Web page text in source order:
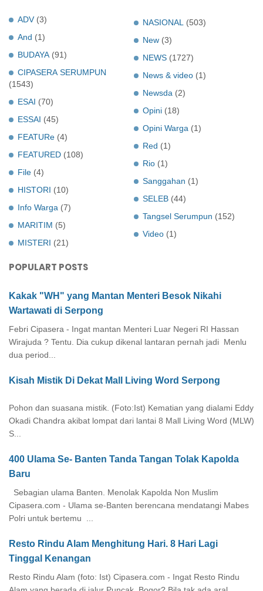
ADV (3)
And (1)
BUDAYA (91)
CIPASERA SERUMPUN
(1543)
ESAI (70)
ESSAI (45)
FEATURe (4)
FEATURED (108)
File (4)
HISTORI (10)
Info Warga (7)
MARITIM (5)
MISTERI (21)
NASIONAL
(503)
New (3)
NEWS (1727)
News & video (1)
Newsda (2)
Opini (18)
Opini Warga (1)
Red (1)
Rio (1)
Sanggahan (1)
SELEB (44)
Tangsel Serumpun (152)
Video (1)
POPULART POSTS
Kakak "WH" yang Mantan Menteri Besok Nikahi
Wartawati di Serpong
Febri Cipasera - Ingat mantan Menteri Luar Negeri RI Hassan
Wirajuda ? Tentu. Dia cukup dikenal lantaran pernah jadi Menlu
dua period...
Kisah Mistik Di Dekat Mall Living Word Serpong
Pohon dan suasana mistik. (Foto:Ist) Kematian yang dialami Eddy
Okadi Chandra akibat lompat dari lantai 8 Mall Living Word (MLW)
S...
400 Ulama Se- Banten Tanda Tangan Tolak Kapolda
Baru
Sebagian ulama Banten. Menolak Kapolda Non Muslim
Cipasera.com - Ulama se-Banten berencana mendatangi Mabes
Polri untuk bertemu ...
Resto Rindu Alam Menghitung Hari. 8 Hari Lagi
Tinggal Kenangan
Resto Rindu Alam (foto: Ist) Cipasera.com - Ingat Resto Rindu